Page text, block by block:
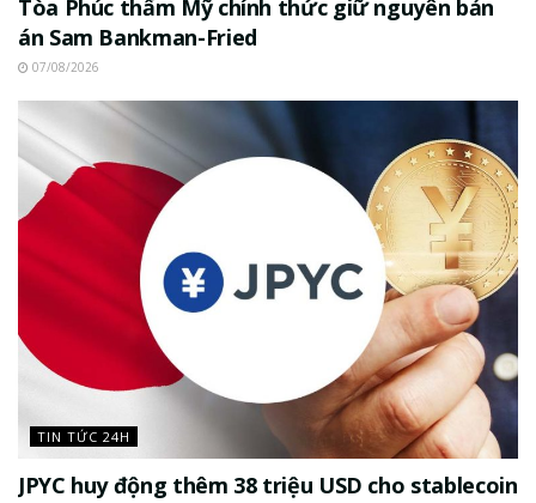
Tòa Phúc thẩm Mỹ chính thức giữ nguyên bản
án Sam Bankman-Fried
07/08/2026
TIN TỨC 24H
JPYC huy động thêm 38 triệu USD cho stablecoin